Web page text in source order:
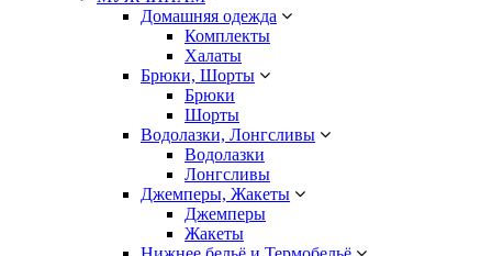
Домашняя одежда
Комплекты
Халаты
Брюки, Шорты
Брюки
Шорты
Водолазки, Лонгсливы
Водолазки
Лонгсливы
Джемперы, Жакеты
Джемперы
Жакеты